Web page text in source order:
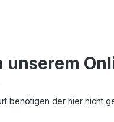
benötigen der hier nicht